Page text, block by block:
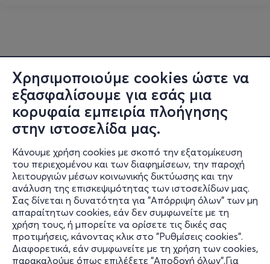
Χρησιμοποιούμε cookies ώστε να
εξασφαλίσουμε για εσάς μια
κορυφαία εμπειρία πλοήγησης
στην ιστοσελίδα μας.
Κάνουμε χρήση cookies με σκοπό την εξατομίκευση
του περιεχομένου και των διαφημίσεων, την παροχή
λειτουργιών μέσων κοινωνικής δικτύωσης και την
ανάλυση της επισκεψιμότητας των ιστοσελίδων μας.
Σας δίνεται η δυνατότητα για "Απόρριψη όλων" των μη
απαραίτητων cookies, εάν δεν συμφωνείτε με τη
χρήση τους, ή μπορείτε να ορίσετε τις δικές σας
προτιμήσεις, κάνοντας κλικ στο "Ρυθμίσεις cookies".
Διαφορετικά, εάν συμφωνείτε με τη χρήση των cookies,
παρακαλούμε όπως επιλέξετε "Αποδοχή όλων".Για
Πληροφορίες
Υποστήριξη
Stay Connected